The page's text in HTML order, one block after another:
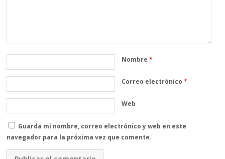
Nombre*
Correo electrónico*
Web
Guarda mi nombre, correo electrónico y web en este
navegador para la próxima vez que comente.